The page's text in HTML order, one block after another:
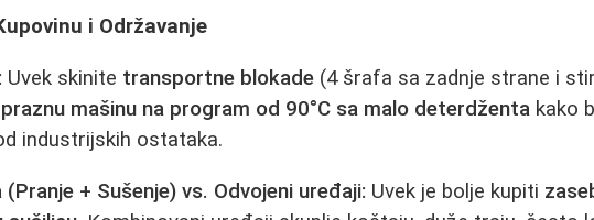
i Održavanje
Uvek skinite transportne blokade (4 šrafa sa zadnje strane i
praznu mašinu na program od 90°C sa malo deterdženta kako
industrijskih ostataka.
+ Sušenje) vs. Odvojeni uređaji: Uvek je bolje kupiti